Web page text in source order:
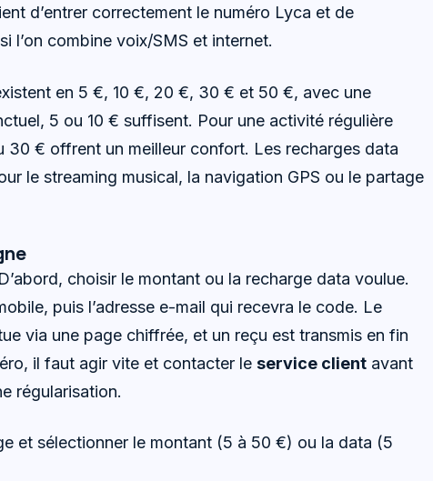
d’entrer correctement le numéro Lyca et de
l’on combine voix/SMS et internet.
en 5 €, 10 €, 20 €, 30 € et 50 €, avec une
5 ou 10 € suffisent. Pour une activité régulière
30 € offrent un meilleur confort. Les recharges data
le streaming musical, la navigation GPS ou le partage
choisir le montant ou la recharge data voulue.
puis l’adresse e-mail qui recevra le code. Le
via une page chiffrée, et un reçu est transmis en fin
il faut agir vite et contacter le service client avant
régularisation.
et sélectionner le montant (5 à 50 €) ou la data (5